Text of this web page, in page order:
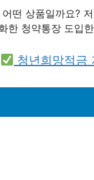
떤 상품일까요?
한 청약통장 도입
청년희망적금